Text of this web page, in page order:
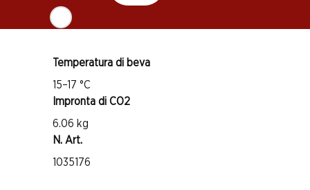
Bio
Temperatura di beva
15–17 °C
Impronta di CO2
6.06 kg
N. Art.
1035176